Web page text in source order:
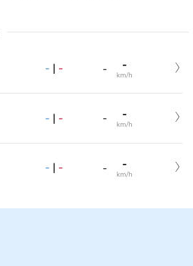
- | - - -
km/h
- | - - -
km/h
- | - - -
km/h